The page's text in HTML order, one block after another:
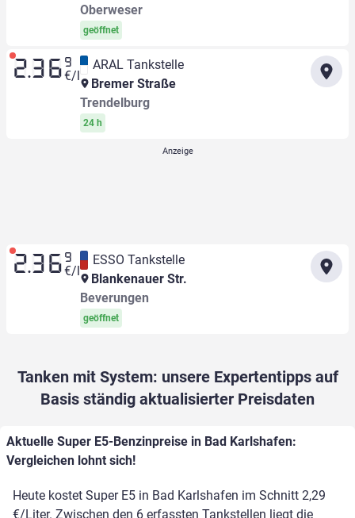
Oberweser
geöffnet
2.36 9
€/l
ARAL Tankstelle
Bremer Straße
Trendelburg
24 h
2.36 9
€/l
ESSO Tankstelle
Blankenauer Str.
Beverungen
geöffnet
Tanken mit System: unsere Expertentipps auf
Basis ständig aktualisierter Preisdaten
Aktuelle Super E5-Benzinpreise in Bad Karlshafen:
Vergleichen lohnt sich!
Heute kostet Super E5 in Bad Karlshafen im Schnitt 2,29
€/Liter. Zwischen den 6 erfassten Tankstellen liegt die